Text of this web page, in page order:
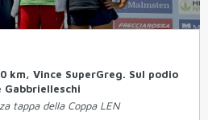
km, Vince SuperGreg. Sul podio
Gabbrielleschi
tappa della Coppa LEN